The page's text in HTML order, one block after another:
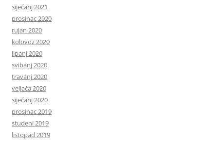
siječanj 2021
prosinac 2020
rujan 2020
kolovoz 2020
lipanj 2020
svibanj 2020
travanj 2020
veljača 2020
siječanj 2020
prosinac 2019
studeni 2019
listopad 2019